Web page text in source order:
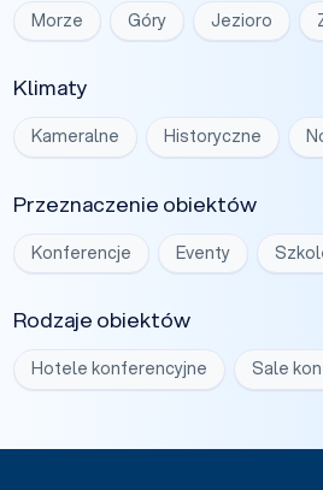
Morze Góry Jezioro
Klimaty
Kameralne Historyczne
Przeznaczenie obiektów
Konferencje Eventy
Rodzaje obiektów
Hotele konferencyjne Sale